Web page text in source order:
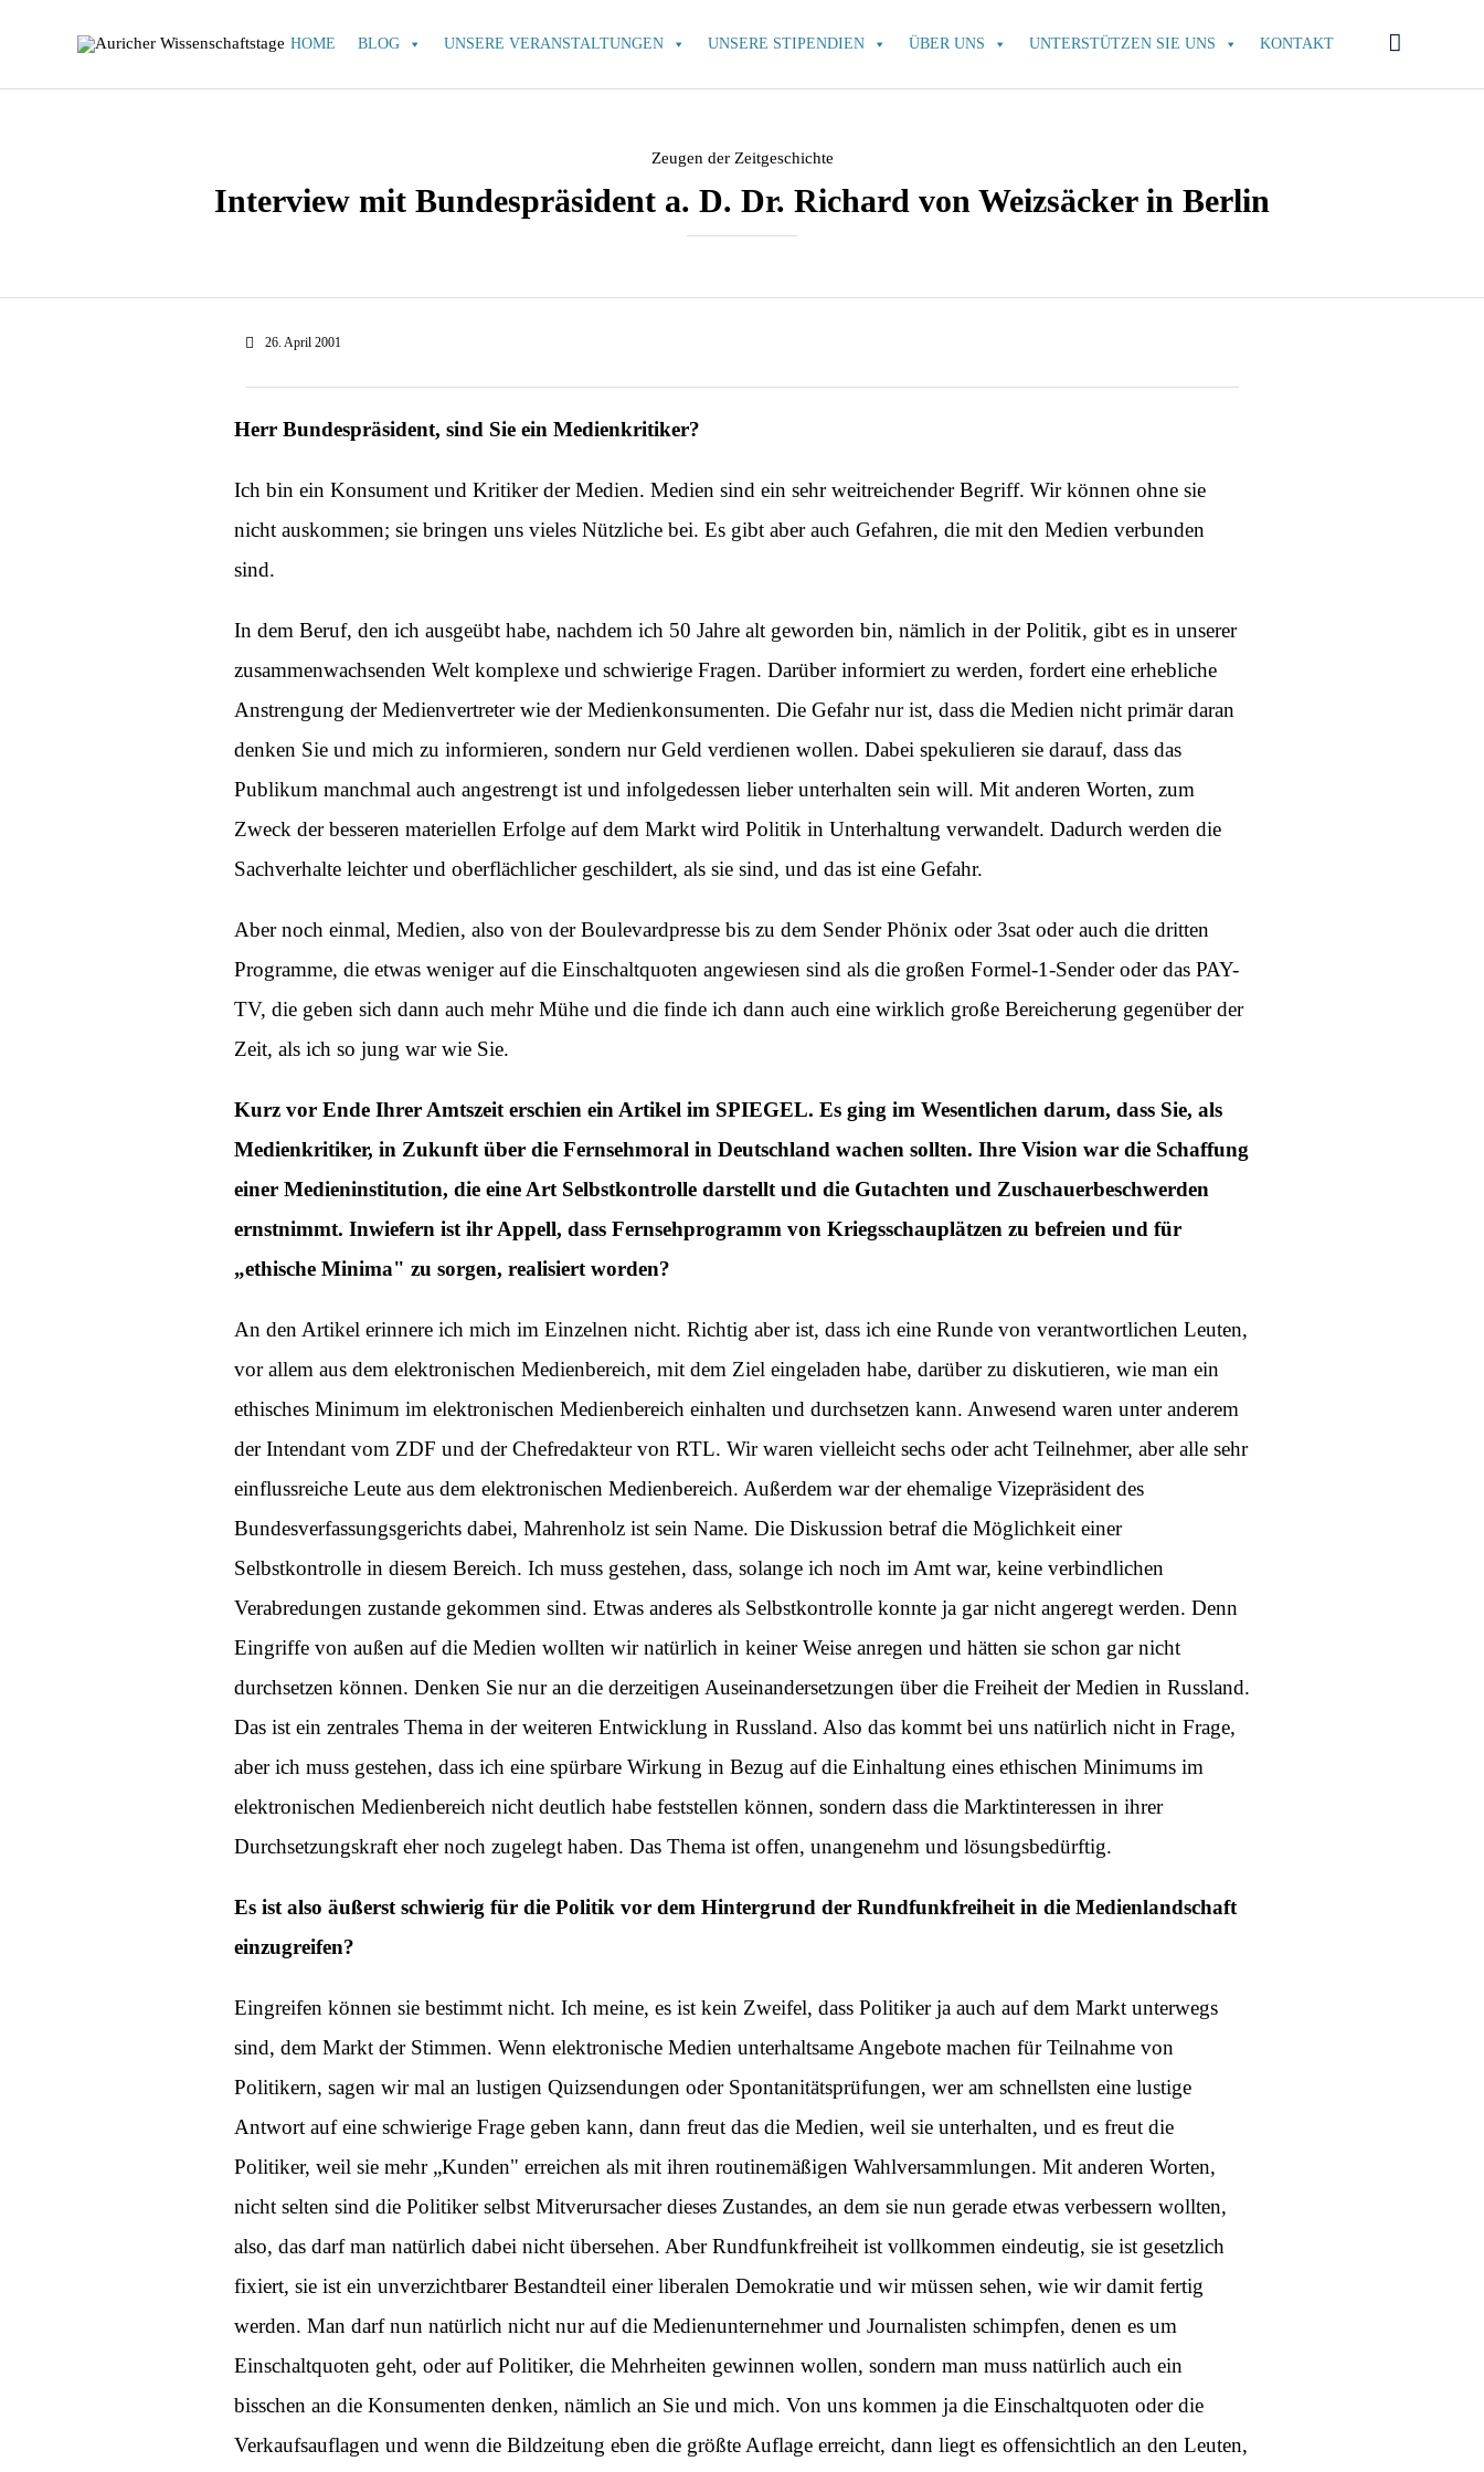
HOME BLOG UNSERE VERANSTALTUNGEN UNSERE STIPENDIEN ÜBER UNS UNTERSTÜTZEN SIE UNS KONTAKT 
Interview mit Bundespräsident a. D. Dr. Richard von Weizsäcker in Berlin
Category
Zeugen der Zeitgeschichte
26. April 2001
Herr Bundespräsident, sind Sie ein Medienkritiker?
Ich bin ein Konsument und Kritiker der Medien. Medien sind ein sehr weitreichender Begriff. Wir können ohne sie
nicht auskommen; sie bringen uns vieles Nützliche bei. Es gibt aber auch Gefahren, die mit den Medien verbunden
sind.
In dem Beruf, den ich ausgeübt habe, nachdem ich 50 Jahre alt geworden bin, nämlich in der Politik, gibt es in unserer
zusammenwachsenden Welt komplexe und schwierige Fragen. Darüber informiert zu werden, fordert eine erhebliche
Anstrengung der Medienvertreter wie der Medienkonsumenten. Die Gefahr nur ist, dass die Medien nicht primär daran
denken Sie und mich zu informieren, sondern nur Geld verdienen wollen. Dabei spekulieren sie darauf, dass das
Publikum manchmal auch angestrengt ist und infolgedessen lieber unterhalten sein will. Mit anderen Worten, zum
Zweck der besseren materiellen Erfolge auf dem Markt wird Politik in Unterhaltung verwandelt. Dadurch werden die
Sachverhalte leichter und oberflächlicher geschildert, als sie sind, und das ist eine Gefahr.
Aber noch einmal, Medien, also von der Boulevardpresse bis zu dem Sender Phönix oder 3sat oder auch die dritten
Programme, die etwas weniger auf die Einschaltquoten angewiesen sind als die großen Formel-1-Sender oder das PAY-
TV, die geben sich dann auch mehr Mühe und die finde ich dann auch eine wirklich große Bereicherung gegenüber der
Zeit, als ich so jung war wie Sie.
Kurz vor Ende Ihrer Amtszeit erschien ein Artikel im SPIEGEL. Es ging im Wesentlichen darum, dass Sie, als
Medienkritiker, in Zukunft über die Fernsehmoral in Deutschland wachen sollten. Ihre Vision war die Schaffung
einer Medieninstitution, die eine Art Selbstkontrolle darstellt und die Gutachten und Zuschauerbeschwerden
ernstnimmt. Inwiefern ist ihr Appell, dass Fernsehprogramm von Kriegsschauplätzen zu befreien und für
„ethische Minima" zu sorgen, realisiert worden?
An den Artikel erinnere ich mich im Einzelnen nicht. Richtig aber ist, dass ich eine Runde von verantwortlichen Leuten,
vor allem aus dem elektronischen Medienbereich, mit dem Ziel eingeladen habe, darüber zu diskutieren, wie man ein
ethisches Minimum im elektronischen Medienbereich einhalten und durchsetzen kann. Anwesend waren unter anderem
der Intendant vom ZDF und der Chefredakteur von RTL. Wir waren vielleicht sechs oder acht Teilnehmer, aber alle sehr
einflussreiche Leute aus dem elektronischen Medienbereich. Außerdem war der ehemalige Vizepräsident des
Bundesverfassungsgerichts dabei, Mahrenholz ist sein Name. Die Diskussion betraf die Möglichkeit einer
Selbstkontrolle in diesem Bereich. Ich muss gestehen, dass, solange ich noch im Amt war, keine verbindlichen
Verabredungen zustande gekommen sind. Etwas anderes als Selbstkontrolle konnte ja gar nicht angeregt werden. Denn
Eingriffe von außen auf die Medien wollten wir natürlich in keiner Weise anregen und hätten sie schon gar nicht
durchsetzen können. Denken Sie nur an die derzeitigen Auseinandersetzungen über die Freiheit der Medien in Russland.
Das ist ein zentrales Thema in der weiteren Entwicklung in Russland. Also das kommt bei uns natürlich nicht in Frage,
aber ich muss gestehen, dass ich eine spürbare Wirkung in Bezug auf die Einhaltung eines ethischen Minimums im
elektronischen Medienbereich nicht deutlich habe feststellen können, sondern dass die Marktinteressen in ihrer
Durchsetzungskraft eher noch zugelegt haben. Das Thema ist offen, unangenehm und lösungsbedürftig.
Es ist also äußerst schwierig für die Politik vor dem Hintergrund der Rundfunkfreiheit in die Medienlandschaft
einzugreifen?
Eingreifen können sie bestimmt nicht. Ich meine, es ist kein Zweifel, dass Politiker ja auch auf dem Markt unterwegs
sind, dem Markt der Stimmen. Wenn elektronische Medien unterhaltsame Angebote machen für Teilnahme von
Politikern, sagen wir mal an lustigen Quizsendungen oder Spontanitätsprüfungen, wer am schnellsten eine lustige
Antwort auf eine schwierige Frage geben kann, dann freut das die Medien, weil sie unterhalten, und es freut die
Politiker, weil sie mehr „Kunden" erreichen als mit ihren routinemäßigen Wahlversammlungen. Mit anderen Worten,
nicht selten sind die Politiker selbst Mitverursacher dieses Zustandes, an dem sie nun gerade etwas verbessern wollten,
also, das darf man natürlich dabei nicht übersehen. Aber Rundfunkfreiheit ist vollkommen eindeutig, sie ist gesetzlich
fixiert, sie ist ein unverzichtbarer Bestandteil einer liberalen Demokratie und wir müssen sehen, wie wir damit fertig
werden. Man darf nun natürlich nicht nur auf die Medienunternehmer und Journalisten schimpfen, denen es um
Einschaltquoten geht, oder auf Politiker, die Mehrheiten gewinnen wollen, sondern man muss natürlich auch ein
bisschen an die Konsumenten denken, nämlich an Sie und mich. Von uns kommen ja die Einschaltquoten oder die
Verkaufsauflagen und wenn die Bildzeitung eben die größte Auflage erreicht, dann liegt es offensichtlich an den Leuten,